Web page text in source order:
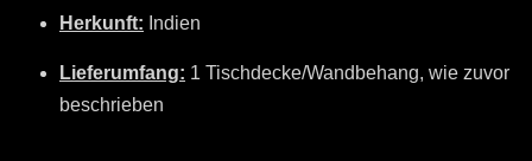
Herkunft: Indien
Lieferumfang: 1 Tischdecke/Wandbehang, wie zuvor
beschrieben